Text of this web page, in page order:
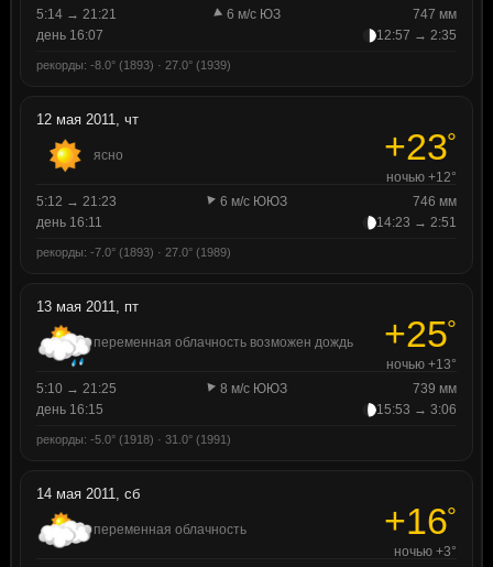
5:14 → 21:21
6 м/с ЮЗ
747 мм
день 16:07
12:57 → 2:35
рекорды: -8.0° (1893) · 27.0° (1939)
12 мая 2011, чт
ясно +23°
ночью +12°
5:12 → 21:23
6 м/с ЮЮЗ
746 мм
день 16:11
14:23 → 2:51
рекорды: -7.0° (1893) · 27.0° (1989)
13 мая 2011, пт
переменная облачность возможен дождь +25°
ночью +13°
5:10 → 21:25
8 м/с ЮЮЗ
739 мм
день 16:15
15:53 → 3:06
рекорды: -5.0° (1918) · 31.0° (1991)
14 мая 2011, сб
переменная облачность +16°
ночью +3°